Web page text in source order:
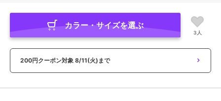
カラー・サイズを選ぶ
3人
200円クーポン対象 8/11(火)まで